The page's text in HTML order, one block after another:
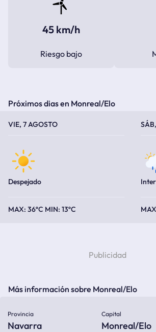
45 km/h
Riesgo bajo
Próximos dias en Monreal/Elo
VIE, 7 AGOSTO
Despejado
36ºC 13ºC
Más información sobre Monreal/Elo
Provincia
Navarra
Capital
Monreal/Elo